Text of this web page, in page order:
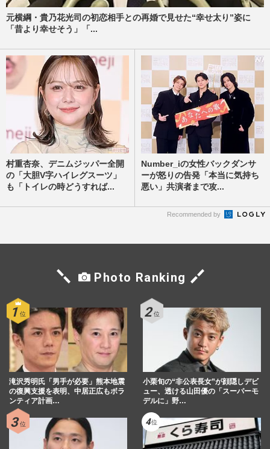
元横綱・貴乃花光司の初恋相手との再婚で見せた“幸せ太り”姿に
「昔より幸せそう」「...
村重杏奈、デニムジッパー全開
の「大胆V字ハイレグスーツ」
も「トイレの時どうすれば...
Number_iの女性バックダンサ
ーが怒りの告発「本当に気持ち
悪い」共演者まで攻...
Recommended by
Photo Ranking
滝沢秀明氏「男手が必要」熊本地震
の復興支援を表明、中居正広もボラ
ンティア計画…
小栗旬の“非公表長女”が顔隠しデビ
ュー、透ける山田優の「スーパーモ
デルに」野…